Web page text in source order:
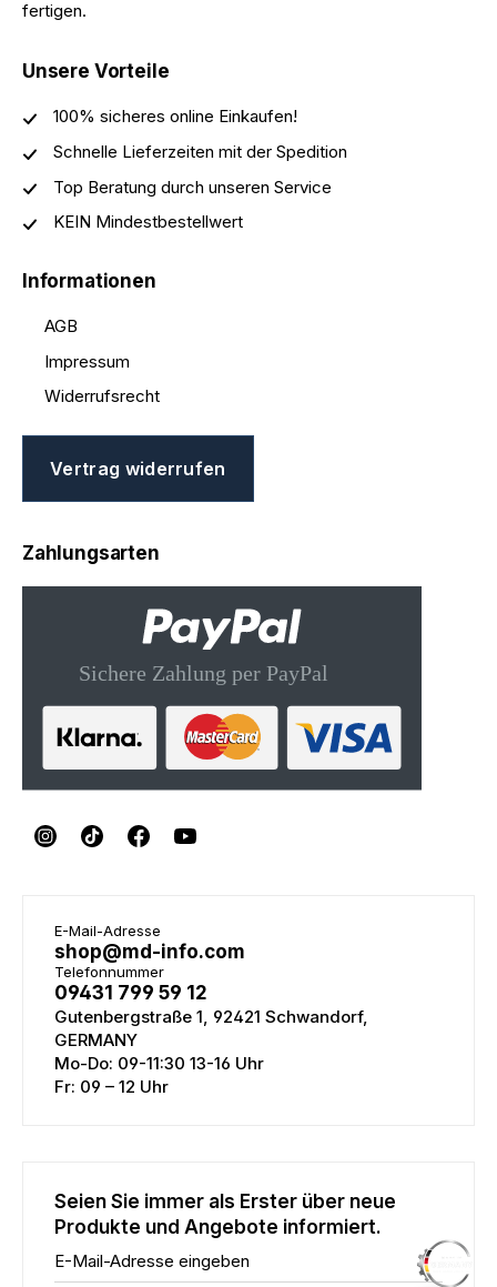
fertigen.
Unsere Vorteile
100% sicheres online Einkaufen!
Schnelle Lieferzeiten mit der Spedition
Top Beratung durch unseren Service
KEIN Mindestbestellwert
Informationen
AGB
Impressum
Widerrufsrecht
Vertrag widerrufen
Zahlungsarten
E-Mail-Adresse
shop@md-info.com
Telefonnummer
09431 799 59 12
Gutenbergstraße 1, 92421 Schwandorf,
GERMANY
Mo-Do: 09-11:30 13-16 Uhr
Fr: 09 – 12 Uhr
Seien Sie immer als Erster über neue
Produkte und Angebote informiert.
E-Mail-Adresse eingeben